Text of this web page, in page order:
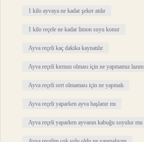
1 kilo ayvaya ne kadar şeker atılır
1 kilo reçele ne kadar limon suyu konur
Ayva reçeli kaç dakika kaynatılır
Ayva reçeli kırmızı olması için ne yapmamız lazım
Ayva reçeli sert olmaması için ne yapmalı
Ayva reçeli yaparken ayva haşlanır mı
Ayva reçeli yaparken ayvanın kabuğu soyulur mu